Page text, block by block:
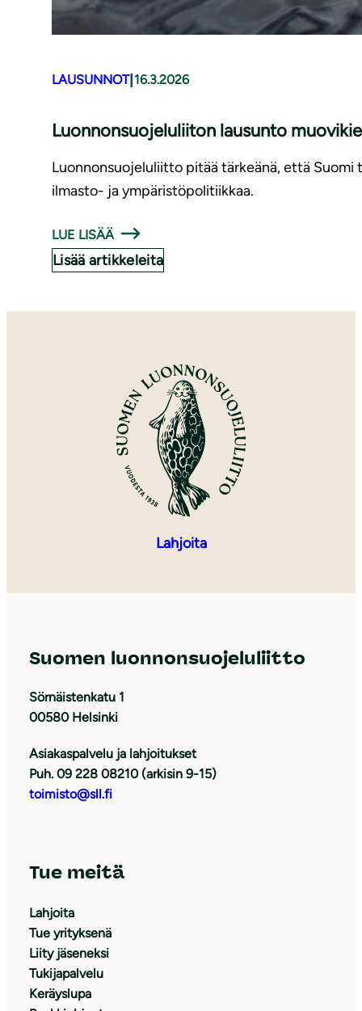
LAUSUNNOT|16.3.2026
Luonnonsuojeluliiton lausunto
Luonnonsuojeluliitto pitää tärkeänä, että Suomi
ilmasto- ja ympäristöpolitiikkaa.
LUE LISÄÄ
Lisää artikkeleita
Lahjoita
Suomen luonnonsuojeluliitto
Sörnäistenkatu 1
00580 Helsinki
Asiakaspalvelu ja lahjoitukset
Puh. 09 228 08210 (arkisin 9-15)
toimisto@sll.fi
Tue meitä
Lahjoita
Tue yrityksenä
Liity jäseneksi
Tukijapalvelu
Keräyslupa